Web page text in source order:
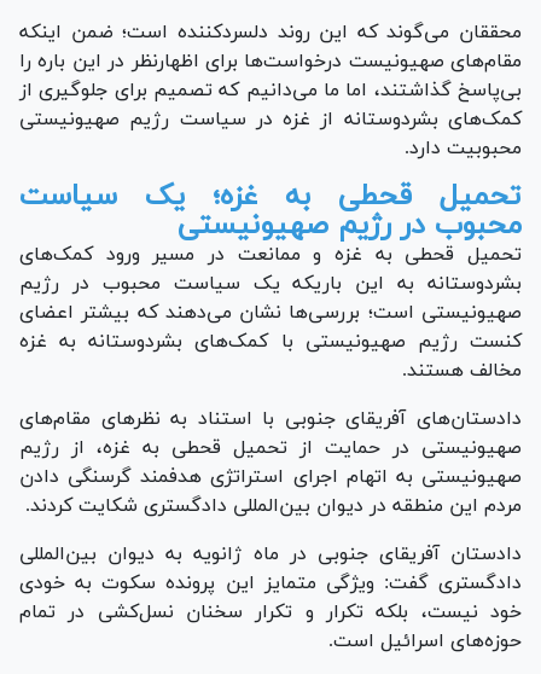
محققان می‌گوند که این روند دلسردکننده است؛ ضمن اینکه
مقام‌های صهیونیست درخواست‌ها برای اظهارنظر در این باره را
بی‌پاسخ گذاشتند، اما ما می‌دانیم که تصمیم برای جلوگیری از
کمک‌های بشردوستانه از غزه در سیاست رژیم صهیونیستی
محبوبیت دارد.
تحمیل قحطی به غزه؛ یک سیاست
محبوب در رژیم صهیونیستی
تحمیل قحطی به غزه و ممانعت در مسیر ورود کمک‌های
بشردوستانه به این باریکه یک سیاست محبوب در رژیم
صهیونیستی است؛ بررسی‌ها نشان می‌دهند که بیشتر اعضای
کنست رژیم صهیونیستی با کمک‌های بشردوستانه به غزه
مخالف هستند.
دادستان‌های آفریقای جنوبی با استناد به نظر‌های مقام‌های
صهیونیستی در حمایت از تحمیل قحطی به غزه، از رژیم
صهیونیستی به اتهام اجرای استراتژی هدفمند گرسنگی دادن
مردم این منطقه در دیوان بین‌المللی دادگستری شکایت کردند.
دادستان آفریقای جنوبی در ماه ژانویه به دیوان بین‌المللی
دادگستری گفت: ویژگی متمایز این پرونده سکوت به خودی
خود نیست، بلکه تکرار و تکرار سخنان نسل‌کشی در تمام
حوزه‌های اسرائیل است.